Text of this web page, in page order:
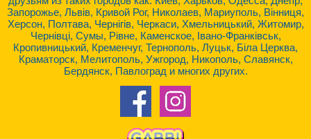
Запорожье, Львів, Кривой Рог, Николаев, Мариуполь, Вінниця,
Херсон, Полтава, Чернігів, Черкаси, Хмельницький, Житомир,
Чернівці, Сумы, Рівне, Каменское, Івано-Франківськ,
Кропивницький, Кременчуг, Тернополь, Луцьк, Біла Церква,
Краматорск, Мелитополь, Ужгород, Никополь, Славянск,
Бердянск, Павлоград и многих других.